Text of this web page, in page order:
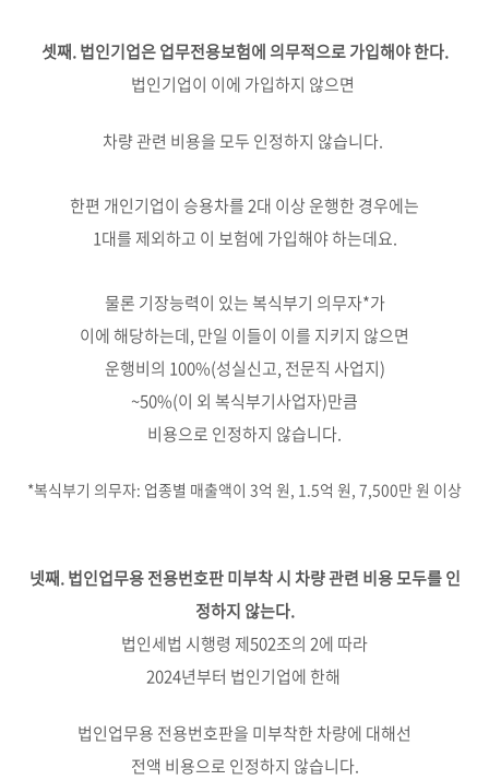
셋째. 법인기업은 업무전용보험에 의무적으로 가입해야 한다.
법인기업이 이에 가입하지 않으면
차량 관련 비용을 모두 인정하지 않습니다.
한편 개인기업이 승용차를 2대 이상 운행한 경우에는
1대를 제외하고 이 보험에 가입해야 하는데요.
물론 기장능력이 있는 복식부기 의무자*가
이에 해당하는데, 만일 이들이 이를 지키지 않으면
운행비의 100%(성실신고, 전문직 사업지)
~50%(이 외 복식부기사업자)만큼
비용으로 인정하지 않습니다.
*복식부기 의무자: 업종별 매출액이 3억 원, 1.5억 원, 7,500만 원 이상
넷째. 법인업무용 전용번호판 미부착 시 차량 관련 비용 모두를 인
정하지 않는다.
법인세법 시행령 제502조의 2에 따라
2024년부터 법인기업에 한해
법인업무용 전용번호판을 미부착한 차량에 대해선
전액 비용으로 인정하지 않습니다.